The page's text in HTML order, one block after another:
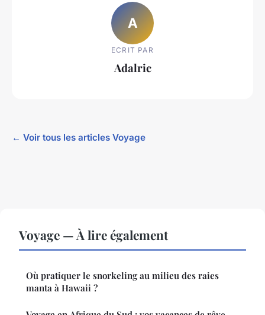
A
ECRIT PAR
Adalric
← Voir tous les articles Voyage
Voyage — À lire également
Où pratiquer le snorkeling au milieu des raies
manta à Hawaii ?